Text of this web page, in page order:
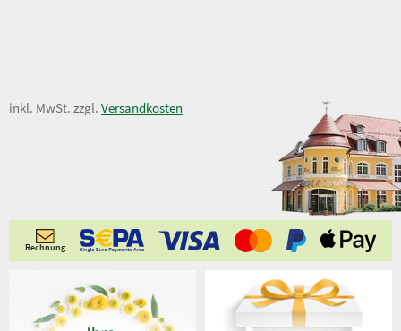
16,50 €
inkl. MwSt. zzgl. Versandkosten
Rechnung